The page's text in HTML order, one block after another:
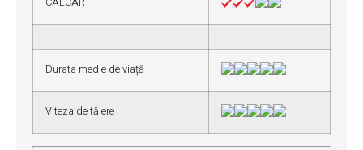
Durata medie de viață
Viteza de tăiere